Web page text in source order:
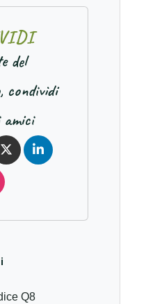
IDI
del
condividi
Q8